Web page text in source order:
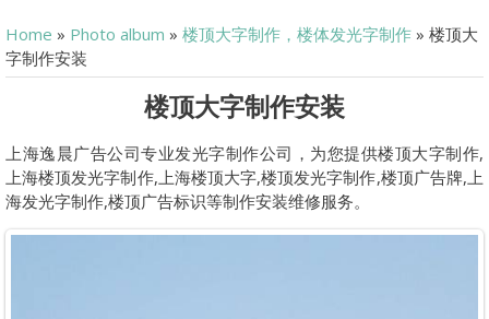
Home » Photo album » 楼顶大字制作，楼体发光字制作 » 楼顶大
字制作安装
楼顶大字制作安装
上海逸晨广告公司专业发光字制作公司，为您提供楼顶大字制作,
上海楼顶发光字制作,上海楼顶大字,楼顶发光字制作,楼顶广告牌,上
海发光字制作,楼顶广告标识等制作安装维修服务。